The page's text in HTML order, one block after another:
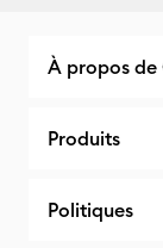
À propos de
Produits
Politiques